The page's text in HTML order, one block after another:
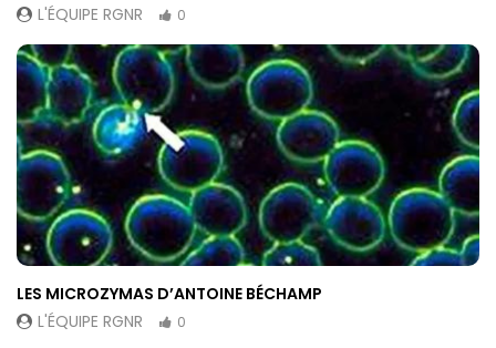
L'ÉQUIPE RGNR
0
LES MICROZYMAS D’ANTOINE BÉCHAMP
L'ÉQUIPE RGNR
0